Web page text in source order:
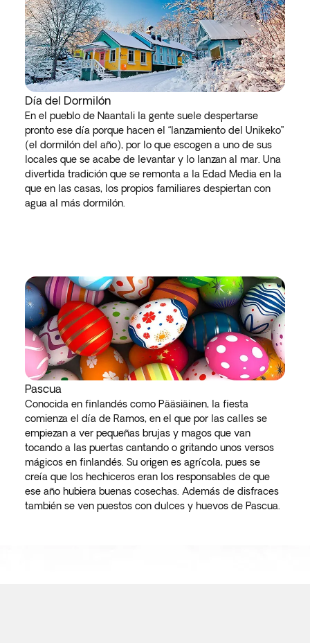
Día del Dormilón
En el pueblo de Naantali la gente suele despertarse
pronto ese día porque hacen el “lanzamiento del Unikeko”
(el dormilón del año), por lo que escogen a uno de sus
locales que se acabe de levantar y lo lanzan al mar. Una
divertida tradición que se remonta a la Edad Media en la
que en las casas, los propios familiares despiertan con
agua al más dormilón.
Pascua
Conocida en finlandés como Pääsiäinen, la fiesta
comienza el día de Ramos, en el que por las calles se
empiezan a ver pequeñas brujas y magos que van
tocando a las puertas cantando o gritando unos versos
mágicos en finlandés. Su origen es agrícola, pues se
creía que los hechiceros eran los responsables de que
ese año hubiera buenas cosechas. Además de disfraces
también se ven puestos con dulces y huevos de Pascua.